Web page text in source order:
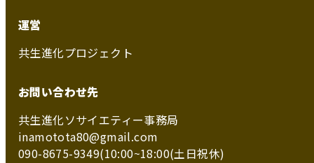
運営
共生進化プロジェクト
お問い合わせ先
共生進化ソサイエティー事務局
inamotota80@gmail.com
090-8675-9349(10:00~18:00(土日祝休)